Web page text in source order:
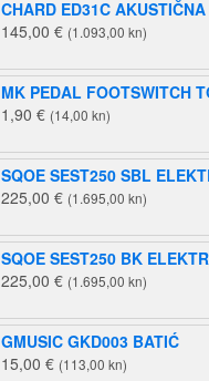
CHARD ED31C
145,00 € (1.093,00 kn)
MK PEDAL FOOTSWITCH
1,90 € (14,00 kn)
SQOE SEST250 SBL
225,00 € (1.695,00 kn)
SQOE SEST250 BK
225,00 € (1.695,00 kn)
GMUSIC GKD003 BATIĆ
15,00 € (113,00 kn)